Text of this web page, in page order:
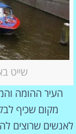
שייט
העיר ההומה
מקום שכיף
לאנשים שרוצים